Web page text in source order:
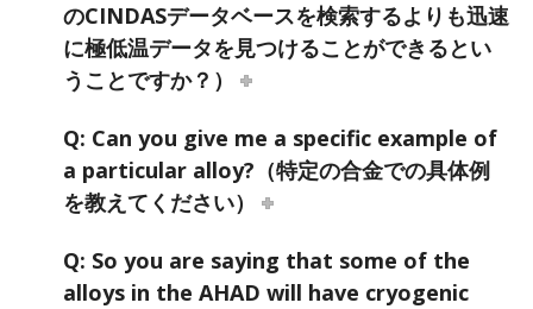
のCINDASデータベースを検索するよりも迅速
に極低温データを見つけることができるとい
うことですか？）
Q: Can you give me a specific example of
a particular alloy?（特定の合金での具体例
を教えてください）
Q: So you are saying that some of the
alloys in the AHAD will have cryogenic